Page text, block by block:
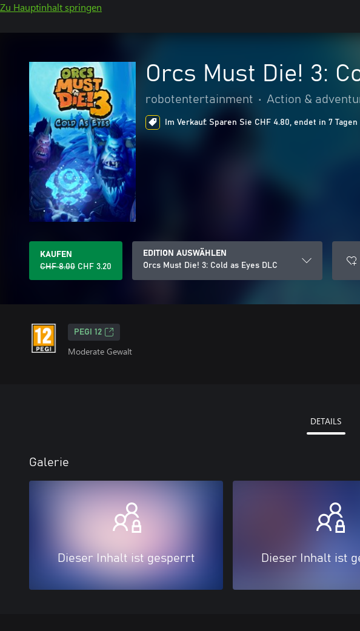
Zu Hauptinhalt springen
Orcs Must Die! 3:
robotentertainment • Action &
Im Verkauf: Sparen Sie CHF 4.80, endet in 7 Tagen
KAUFEN
CHF 8.00 CHF 3.20
EDITION AUSWÄHLEN
Orcs Must Die! 3: Cold as Eyes DLC
PEGI 12
Moderate Gewalt
DETAILS
Galerie
Dieser Inhalt ist gesperrt Dieser Inhalt ist